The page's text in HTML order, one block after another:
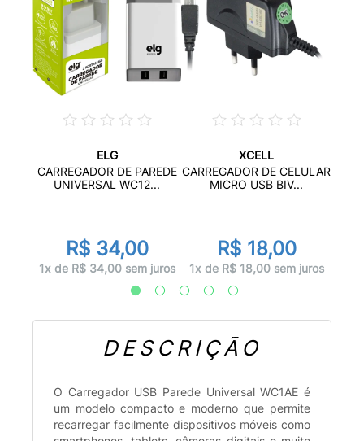
ELG
CARREGADOR DE PAREDE
UNIVERSAL WC12...
R$ 34,00
1x de R$ 34,00 sem juros
XCELL
CARREGADOR DE CELULAR
MICRO USB BIV...
R$ 18,00
1x de R$ 18,00 sem juros
DESCRIÇÃO
O Carregador USB Parede Universal WC1AE é
um modelo compacto e moderno que permite
recarregar facilmente dispositivos móveis como